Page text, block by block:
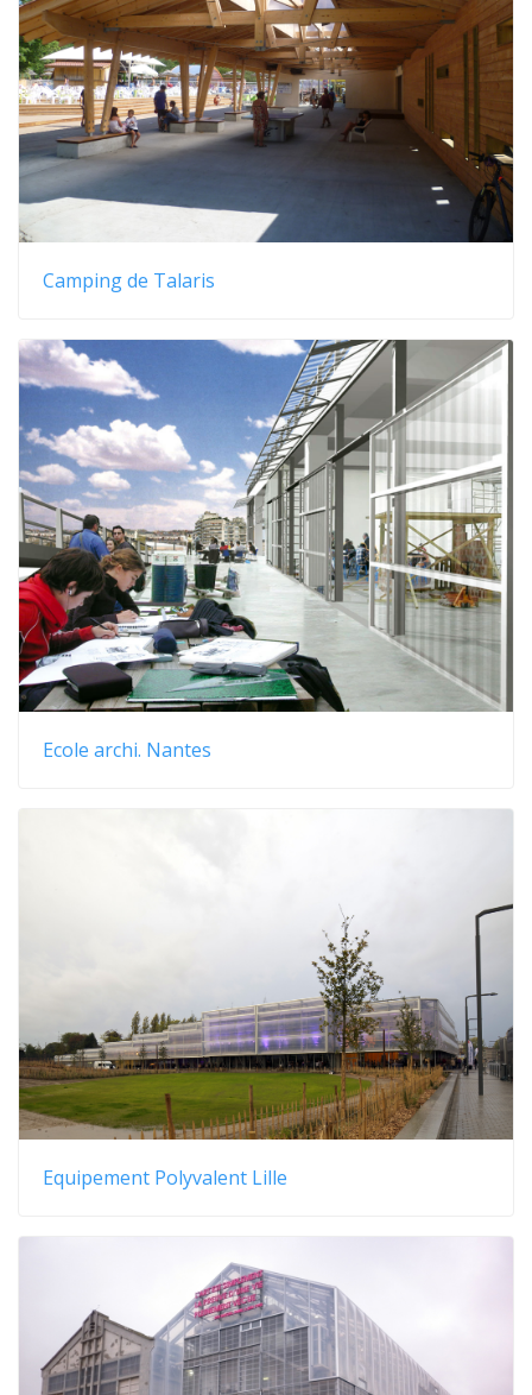
Camping de Talaris
Ecole archi. Nantes
Equipement Polyvalent Lille